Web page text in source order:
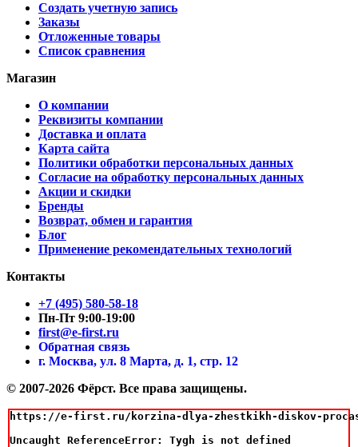
Создать учетную запись
Заказы
Отложенные товары
Список сравнения
Магазин
О компании
Реквизиты компании
Доставка и оплата
Карта сайта
Политики обработки персональных данных
Согласие на обработку персональных данных
Акции и скидки
Бренды
Возврат, обмен и гарантия
Блог
Применение рекомендательных технологий
Контакты
+7 (495) 580-58-18
Пн-Пт 9:00-19:00
first@e-first.ru
Обратная связь
г. Москва, ул. 8 Марта, д. 1, стр. 12
© 2007-2026 Фёрст. Все права защищены.
https://e-first.ru/korzina-dlya-zhestkikh-diskov-
Uncaught ReferenceError: Tygh is not defined